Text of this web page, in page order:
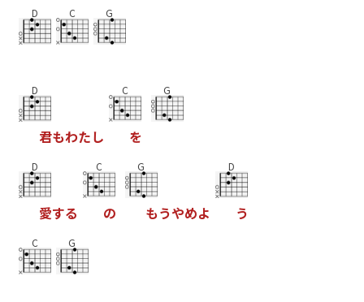
D C G
D
君もわたし
C
を
G
D
愛する
C
の
G
もうやめよ
D
う
C G